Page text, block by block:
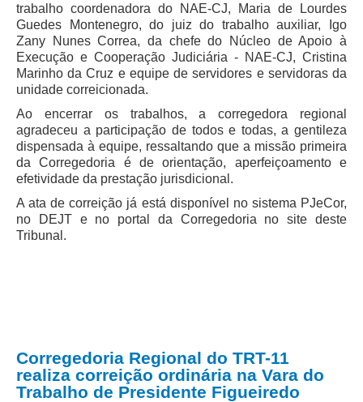
trabalho coordenadora do NAE-CJ, Maria de Lourdes
Guedes Montenegro, do juiz do trabalho auxiliar, Igo
Zany Nunes Correa, da chefe do Núcleo de Apoio à
Execução e Cooperação Judiciária - NAE-CJ, Cristina
Marinho da Cruz e equipe de servidores e servidoras da
unidade correicionada.
Ao encerrar os trabalhos, a corregedora regional
agradeceu a participação de todos e todas, a gentileza
dispensada à equipe, ressaltando que a missão primeira
da Corregedoria é de orientação, aperfeiçoamento e
efetividade da prestação jurisdicional.
A ata de correição já está disponível no sistema PJeCor,
no DEJT e no portal da Corregedoria no site deste
Tribunal.
Corregedoria Regional do TRT-11
realiza correição ordinária na Vara do
Trabalho de Presidente Figueiredo